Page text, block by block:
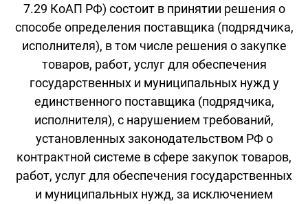
7.29 КоАП РФ) состоит в принятии решения о
способе определения поставщика (подрядчика,
исполнителя), в том числе решения о закупке
товаров, работ, услуг для обеспечения
государственных и муниципальных нужд у
единственного поставщика (подрядчика,
исполнителя), с нарушением требований,
установленных законодательством РФ о
контрактной системе в сфере закупок товаров,
работ, услуг для обеспечения государственных
и муниципальных нужд, за исключением